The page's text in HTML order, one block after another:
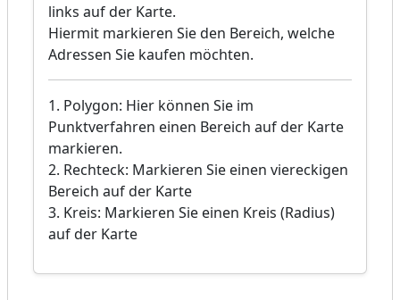
links auf der Karte.
Hiermit markieren Sie den Bereich, welche
Adressen Sie kaufen möchten.
1. Polygon: Hier können Sie im
Punktverfahren einen Bereich auf der Karte
markieren.
2. Rechteck: Markieren Sie einen viereckigen
Bereich auf der Karte
3. Kreis: Markieren Sie einen Kreis (Radius)
auf der Karte